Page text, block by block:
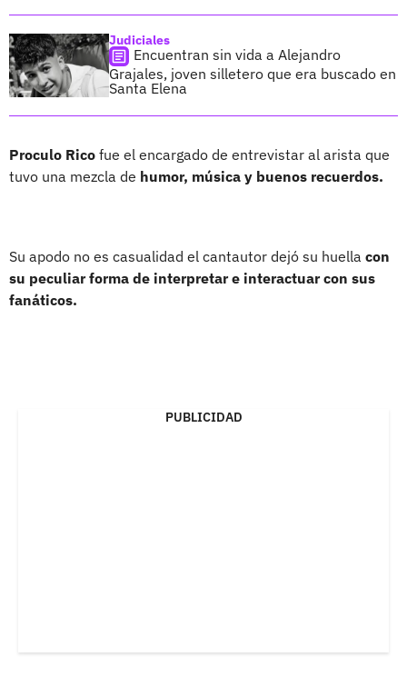
Judiciales
Encuentran sin vida a Alejandro
Grajales, joven silletero que era buscado en
Santa Elena
Proculo Rico fue el encargado de entrevistar al arista que
tuvo una mezcla de humor, música y buenos recuerdos.
Su apodo no es casualidad el cantautor dejó su huella con
su peculiar forma de interpretar e interactuar con sus
fanáticos.
PUBLICIDAD